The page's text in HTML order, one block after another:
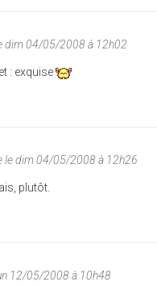
dim 04/05/2008 à 12h02
: exquise
le dim 04/05/2008 à 12h26
plutôt.
12/05/2008 à 10h48